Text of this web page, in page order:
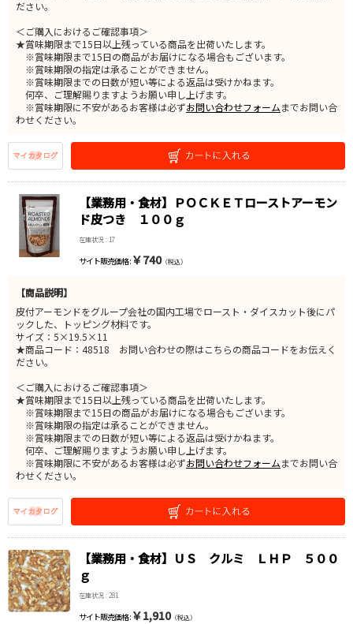
ださい。
＜ご購入におけるご確認事項＞
★賞味期限まで15日以上残っている商品を出荷いたします。
※賞味期限まで15日の商品がお届けになる場合もございます。
※賞味期限の指定は承ることができません。
※賞味期限までの日数が短い等による返品は受けかねます。
何卒、ご理解賜りますようお願い申し上げます。
※賞味期限に不安があるお客様は必ずお問い合わせフォームまでお問い合
わせください。
【業務用・食材】ＰＯＣＫＥＴローストアーモン
ド皮つき １００ｇ
在庫状況 : 17
サイト販売価格 : ￥740（税込）
【商品説明】
皮付アーモンドをグループ会社の国内工場でロースト・ダイスカット後にパ
ックした、トッピング材料です。
サイズ：5×19.5×11
★商品コード：48518 お問い合わせの際はこちらの商品コードをお伝えく
ださい。
＜ご購入におけるご確認事項＞
★賞味期限まで15日以上残っている商品を出荷いたします。
※賞味期限まで15日の商品がお届けになる場合もございます。
※賞味期限の指定は承ることができません。
※賞味期限までの日数が短い等による返品は受けかねます。
何卒、ご理解賜りますようお願い申し上げます。
※賞味期限に不安があるお客様は必ずお問い合わせフォームまでお問い合
わせください。
【業務用・食材】ＵＳ クルミ ＬＨＰ ５００
ｇ
在庫状況 : 281
サイト販売価格 : ￥1,910（税込）